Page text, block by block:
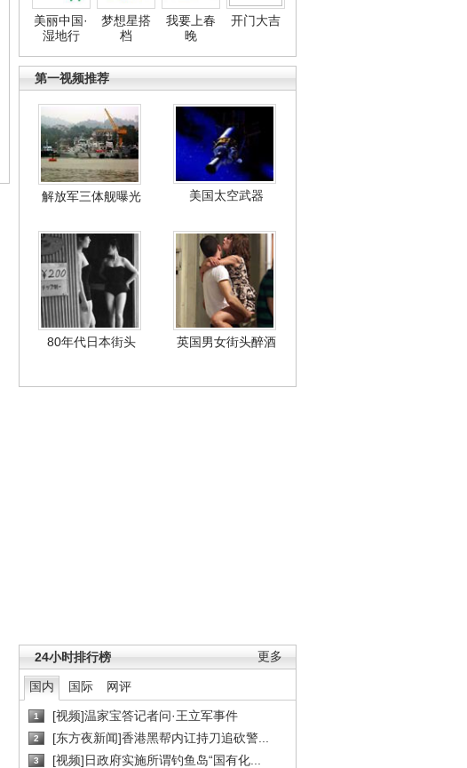
美丽中国·
湿地行
梦想星搭
档
我要上春
晚
开门大吉
第一视频推荐
解放军三体舰曝光 美国太空武器
80年代日本街头 英国男女街头醉酒
更多
24小时排行榜
国内 国际 网评
1 [视频]温家宝答记者问·王立军事件
2 [东方夜新闻]香港黑帮内讧持刀追砍警...
3 [视频]日政府实施所谓钓鱼岛“国有化...